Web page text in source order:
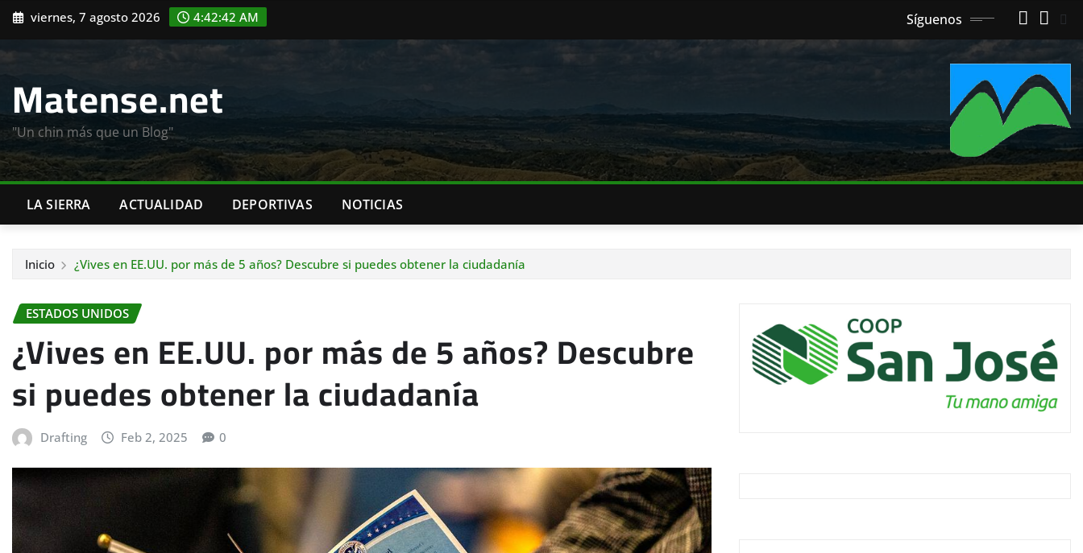
Saltar
contenido
viernes, 7 agosto 2026 4:42:43 AM Síguenos
Matense.net
"Un chin más que un Blog"
LA SIERRA ACTUALIDAD DEPORTIVAS NOTICIAS
Inicio ¿Vives en EE.UU. por más de 5 años? Descubre si puedes obtener la ciudadanía
ESTADOS UNIDOS
¿Vives en EE.UU. por más de 5 años? Descubre
si puedes obtener la ciudadanía
Drafting Feb 2, 2025 0